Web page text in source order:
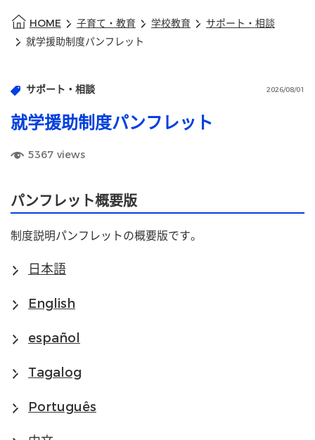
HOME 子育て・教育 学校教育
サポート・相談
就学援助制度パンフレット
サポート・相談 2026/08/01
就学援助制度パンフレット
5367 views
パンフレット概要版
制度説明パンフレットの概要版です。
日本語
English
español
Tagalog
Português